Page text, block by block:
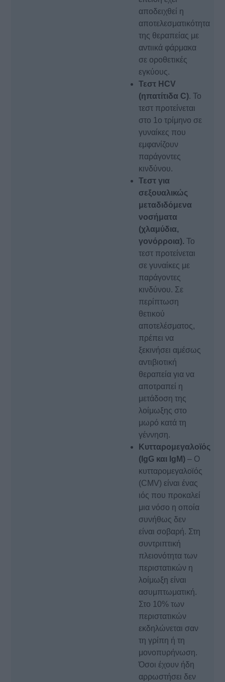
αποδειχθεί η
αποτελεσματικότητα
της θεραπείας με
αντιικά φάρμακα
σε οροθετικές
εγκύους.
Τεστ HCV
(ηπατίτιδα C). Το
τεστ προτείνεται
στο 1ο τρίμηνο σε
γυναίκες που
εμφανίζουν
παράγοντες
κινδύνου.
Τεστ για
σεξουαλικώς
μεταδιδόμενα
νοσήματα
(χλαμύδια,
γονόρροια). Το
τεστ προτείνεται
σε γυναίκες με
παράγοντες
κινδύνου. Σε
περίπτωση
θετικού
αποτελέσματος,
πρέπει να
ξεκινήσει αμέσως
αντιβιοτική
θεραπεία για να
αποτραπεί η
μετάδοση της
λοίμωξης στο
μωρό κατά τη
γέννηση.
Κυτταρομεγαλοϊός
(IgG και IgM) – Ο
κυτταρομεγαλοϊός
(CMV) είναι ένας
ιός που προκαλεί
μια νόσο η οποία
συνήθως δεν
είναι σοβαρή. Στη
συντριπτική
πλειονότητα των
περιστατικών η
λοίμωξη είναι
ασυμπτωματική.
Στο 10% των
περιστατικών
εκδηλώνεται σαν
τη γρίπη ή τη
μονοπυρήνωση.
Όσοι έχουν ήδη
αρρωστήσει δεν